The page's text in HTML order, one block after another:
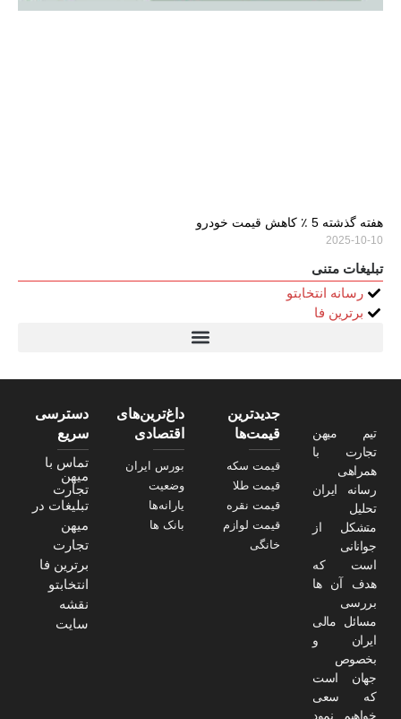
هفته گذشته 5 ٪ کاهش قیمت خودرو
2025-10-10
تبلیغات متنی
رسانه انتخابتو
برترین فا
تیم میهن
تجارت با
همراهی
رسانه ایران
تحلیل
متشکل از
جوانانی
است که
هدف آن ها
بررسی
مسائل مالی
ایران و
بخصوص
جهان است
که سعی
خواهیم نمود
جدیدترین
قیمت‌ها
قیمت سکه
قیمت طلا
قیمت نقره
قیمت لوازم
خانگی
داغ‌ترین‌های
اقتصادی
بورس ایران
وضعیت
یارانه‌ها
بانک ها
دسترسی
سریع
تماس با
میهن
تجارت
تبلیغات در
میهن
تجارت
برترین فا
انتخابتو
نقشه
سایت